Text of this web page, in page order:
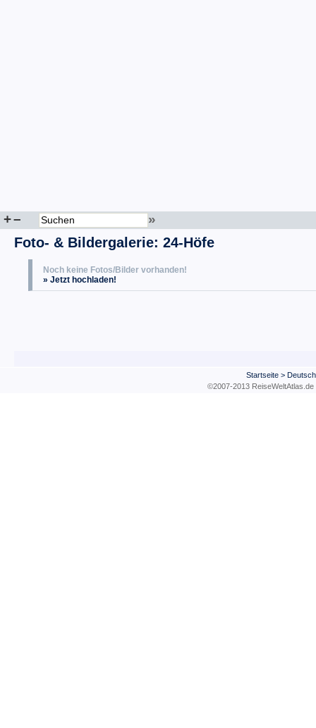
+– »
Foto- & Bildergalerie: 24-Höfe
Noch keine Fotos/Bilder vorhanden!
» Jetzt hochladen!
Startseite >
©2007-2013